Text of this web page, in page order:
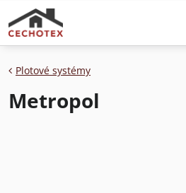
Plotové systémy
Metropol